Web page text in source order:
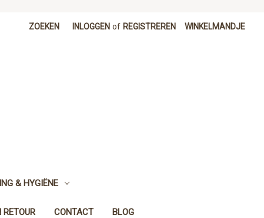
ZOEKEN INLOGGEN of REGISTREREN WINKELMANDJE
& HYGIËNE
RETOUR CONTACT BLOG